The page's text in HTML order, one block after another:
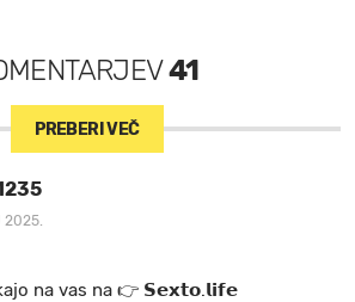
41
PREBERI VEČ
k a jo na va s n a 👉 𝗦𝗲𝘅𝘁𝗼.𝗹𝗶𝗳𝗲